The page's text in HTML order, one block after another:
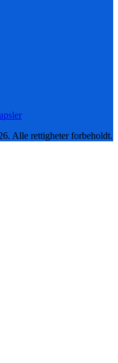
Alle rettigheter forbeholdt.